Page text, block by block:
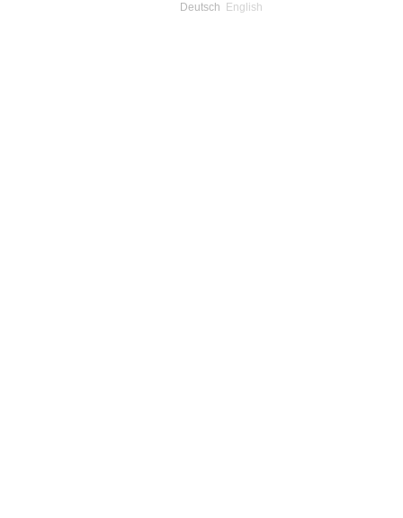
Deutsch English